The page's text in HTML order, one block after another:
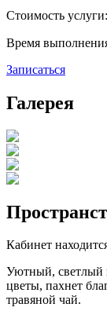
Стоимость услуги:
Время
Записаться
Галерея
Кабинет
Уютный, светлый
цветы, пахнет
травяной чай.